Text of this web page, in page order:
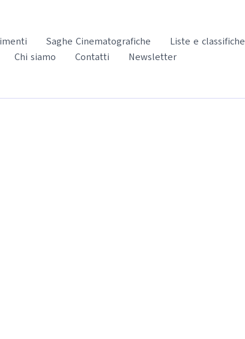
Saghe Cinematografiche Liste e classifiche
Chi siamo Contatti Newsletter